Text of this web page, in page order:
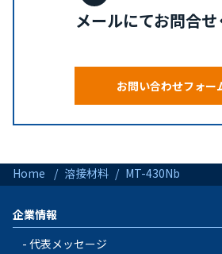
メールにてお問合
お問い合わせフォー
Home 溶接材料 MT-430Nb
企業情報
代表メッセージ